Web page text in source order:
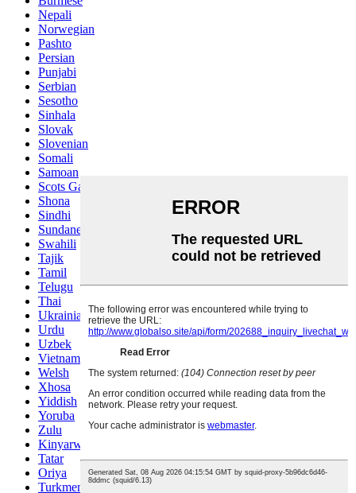
Nepali
Norwegian
Pashto
Persian
Punjabi
Serbian
Sesotho
Sinhala
Slovak
Slovenian
Somali
Samoan
Scots Gaelic
Shona
Sindhi
Sundanese
Swahili
Tajik
Tamil
Telugu
Thai
Ukrainian
Urdu
Uzbek
Vietnamese
Welsh
Xhosa
Yiddish
Yoruba
Zulu
Kinyarwanda
Tatar
Oriya
Turkmen